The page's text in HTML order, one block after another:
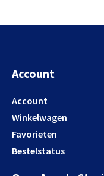
Account
Account
Winkelwagen
Favorieten
Bestelstatus